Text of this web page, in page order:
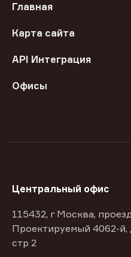
Главная
Карта сайта
API Интеграция
Офисы
Центральный офис
115432, г Москва,
Проектируемый 4062-й,
стр 2